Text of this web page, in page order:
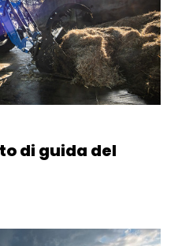
di guida del